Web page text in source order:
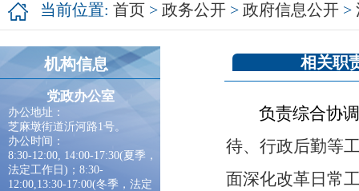
当前位置: 首页 > 政务公开 > 政府信息公开 >
机构信息
党政办公室
办公地址：
芝麻墩街道沂河路1号。
办公时间：
8:30-12:00, 14:00-17:30(夏季，
法定工作日)；8:30-
12:00,13:30-17:00(冬季，法定
相关职
负责综合协
待、行政后勤等
面深化改革日常